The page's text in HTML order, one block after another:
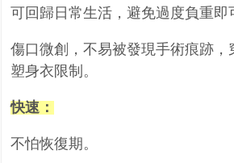
可回歸日常生活，避免過度負重即
傷口微創，不易被發現手術痕跡，
塑身衣限制。
快速：
不怕恢復期。